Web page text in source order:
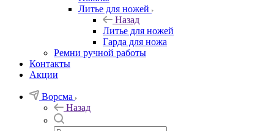
Литье для ножей
Назад
Литье для ножей
Гарда для ножа
Ремни ручной работы
Контакты
Акции
Ворсма
Назад